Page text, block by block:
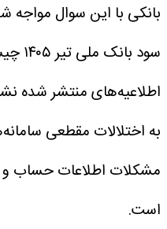
بانکی با این سوال مواجه
سود
اطلاعیه‌های منتشر شده
به اختلالات مقطعی
مشکلات اطلاعات حساب و
است.